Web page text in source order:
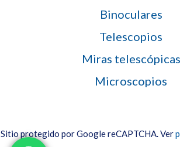
Binoculares
Telescopios
Miras telescópicas
Microscopios
Sitio protegido por Google reCAPTCHA. Ver